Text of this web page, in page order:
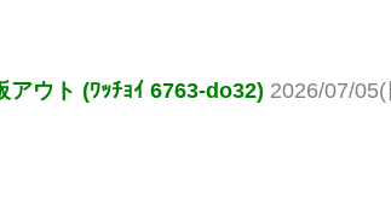
ウト (ﾜｯﾁｮｲ 6763-do32) 2026/07/